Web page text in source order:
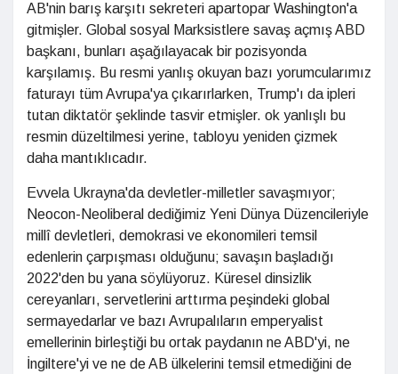
AB'nin barış karşıtı sekreteri apartopar Washington'a
gitmişler. Global sosyal Marksistlere savaş açmış ABD
başkanı, bunları aşağılayacak bir pozisyonda
karşılamış. Bu resmi yanlış okuyan bazı yorumcularımız
faturayı tüm Avrupa'ya çıkarırlarken, Trump'ı da ipleri
tutan diktatör şeklinde tasvir etmişler. ok yanlışlı bu
resmin düzeltilmesi yerine, tabloyu yeniden çizmek
daha mantıklıcadır.
Evvela Ukrayna'da devletler-milletler savaşmıyor;
Neocon-Neoliberal dediğimiz Yeni Dünya Düzencileriyle
millî devletleri, demokrasi ve ekonomileri temsil
edenlerin çarpışması olduğunu; savaşın başladığı
2022'den bu yana söylüyoruz. Küresel dinsizlik
cereyanları, servetlerini arttırma peşindeki global
sermayedarlar ve bazı Avrupalıların emperyalist
emellerinin birleştiği bu ortak paydanın ne ABD'yi, ne
İngiltere'yi ve ne de AB ülkelerini temsil etmediğini de